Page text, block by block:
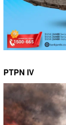
PTPN IV